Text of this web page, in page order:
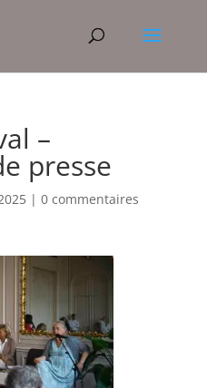
–
presse
| 0 commentaires